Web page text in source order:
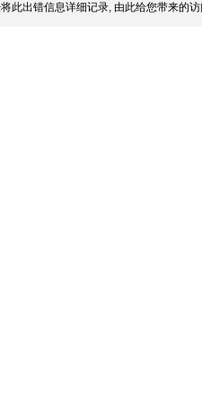
此出错信息详细记录, 由此给您带来的